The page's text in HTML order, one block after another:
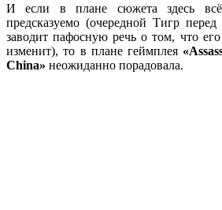
И если в плане сюжета здесь
предсказуемо (очередной Тигр
заводит пафосную речь о том, что
изменит), то в плане геймплея
China» неожиданно порадовала.